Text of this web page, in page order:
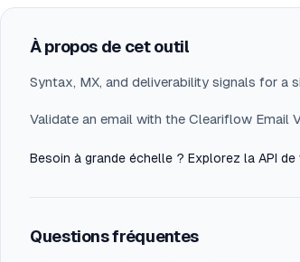
À propos de cet outil
Syntax, MX, and deliverability signals for a
Validate an email with the Cleariflow Email
Besoin à grande échelle ? Explorez la API de
Questions fréquentes